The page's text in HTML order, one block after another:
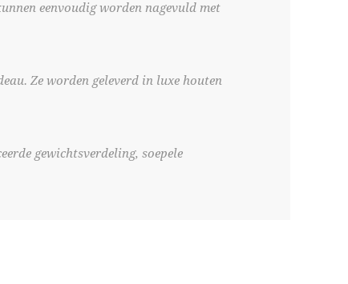
eenvoudig worden nagevuld met
Ze worden geleverd in luxe houten
gewichtsverdeling, soepele